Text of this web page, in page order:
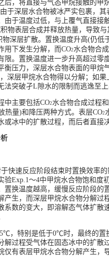
后，将直接与气态甲烷接触的甲
于深层水合物被冰严实包裹，
由于温度过低，与上覆气直接接
物表层合成并释放热量，导致
深层扩散。置换温度升高(仍低
用下发生分解，而CO2 水合物合
限。置换温度进一步升高超过零
衡压力，深层水合物表面的甲烷
深层甲烷水合物得以分解；如
法突破孑L 隙水的限制而逃逸至
中主要包括CO2 水合物合成过程
热量)和降压两种方式。表层CO2
或冰中的扩散过程，而后者直接
快速反应阶段结束时置换效率
验Exp.1 ～4中甲烷水合物饱和度
置换温度越高，缓慢反应阶段
产生，而深层甲烷水合物分解过
系数的变大，即溶解态气体扩散
，特别是低于0℃ 时，最终的置
解过程受气体在固态冰中的扩散
仅有表层甲烷水合物分解产生，